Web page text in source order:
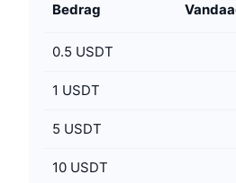
Bedrag
0.5 USDT
1 USDT
5 USDT
10 USDT